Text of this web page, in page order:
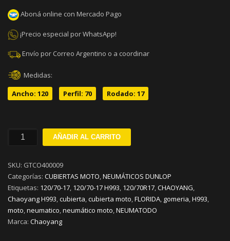
Aboná online con Mercado Pago
¡Precio especial por WhatsApp!
Envío por Correo Argentino o a coordinar
Medidas:
Ancho: 120
Perfil: 70 Rodado: 17
Cubierta
Chaoyang
H993
4pr
58s
Moto
cantidad
AÑADIR AL CARRITO
SKU: GTCO400009
Categorías: CUBIERTAS MOTO,NEUMÁTICOS DUNLOP
Etiquetas: 120/70-17, 120/70-17 H993, 120/70R17,CHAOYANG,
Chaoyang H993,cubierta,cubierta moto,FLORIDA, gomeria,H993,
moto,neumatico,neumático moto,NEUMATODO
Marca: Chaoyang